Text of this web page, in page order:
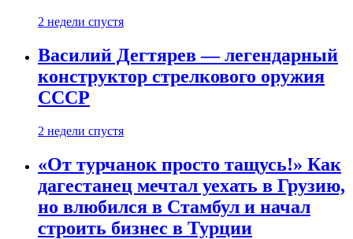
2 недели спустя
Василий Дегтярев — легендарный
конструктор стрелкового оружия
СССР
2 недели спустя
«От турчанок просто тащусь!» Как
дагестанец мечтал уехать в Грузию,
но влюбился в Стамбул и начал
строить бизнес в Турции